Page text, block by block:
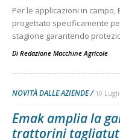
Per le applicazioni in
progettato specificamente
stagione garantendo
Di Redazione Macchine Agricole
NOVITÀ DALLE AZIENDE 10
Emak amplia la
trattorini